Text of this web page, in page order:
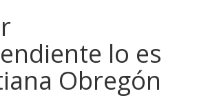
lo es
Obregón